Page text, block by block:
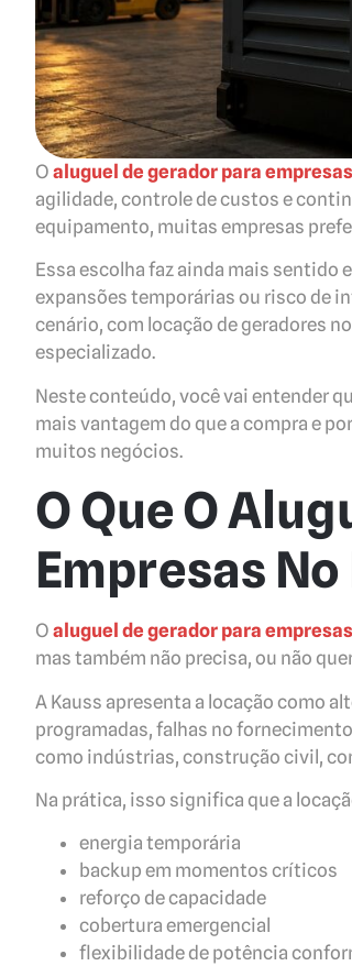
O aluguel de gerador para
agilidade, controle de custos e
equipamento, muitas empresas
Essa escolha faz ainda mais sentido
expansões temporárias ou risco de
cenário, com locação de geradores
especializado.
Neste conteúdo, você vai entender
mais vantagem do que a compra e
muitos negócios.
O Que O
Empresas
O aluguel de gerador para
mas também não precisa, ou não
A Kauss apresenta a locação como
programadas, falhas no
como indústrias, construção civil,
Na prática, isso significa que a
energia temporária
backup em momentos críticos
reforço de capacidade
cobertura emergencial
flexibilidade de potência